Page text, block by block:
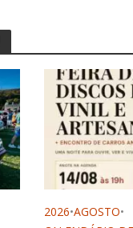
2026•AGOSTO•